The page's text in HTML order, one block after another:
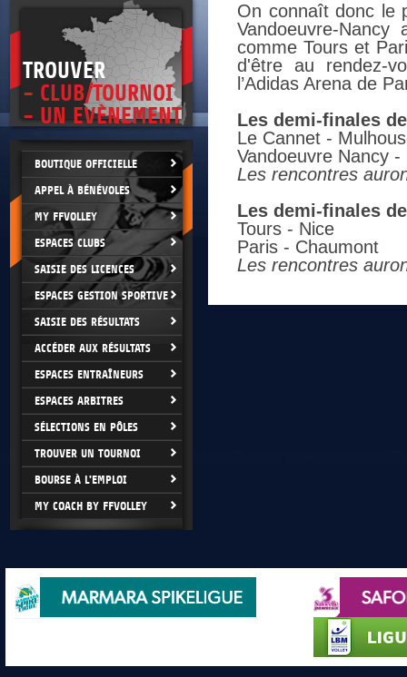
TROUVER
- CLUB/TOURNOI
- UN EVÈNEMENT
BOUTIQUE OFFICIELLE
APPEL À BÉNÉVOLES
MY FFVOLLEY
ESPACES CLUBS
SAISIE DES LICENCES
ESPACES GESTION SPORTIVE
SAISIE DES RÉSULTATS
ACCÉDER AUX RÉSULTATS
ESPACES ENTRAÎNEURS
ESPACES ARBITRES
SÉLECTIONS EN PÔLES
TROUVER UN TOURNOI
BOURSE À L'EMPLOI
MY COACH BY FFVOLLEY
On connaît donc le
Vandoeuvre-
comme Tours et
d'être au rendez-
l’Adidas Arena de
Les demi-finales
Le Cannet -
Vandoeuvre Nancy -
Les rencontres
Les demi-finales
Tours - Nice
Paris - Chaumont
Les rencontres